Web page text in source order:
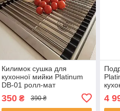
Килимок сушка для
кухонної мийки Platinum
DB-01 ролл-мат
350₴ 390 ₴ 4